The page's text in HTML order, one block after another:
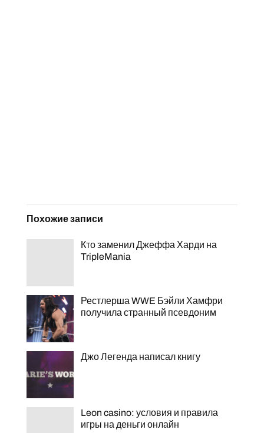
Похожие записи
Кто заменил Джеффа Харди на
TripleMania
Рестлерша WWE Бэйли Хамфри
получила странный псевдоним
Джо Легенда написал книгу
Leon casino: условия и правила
игры на деньги онлайн